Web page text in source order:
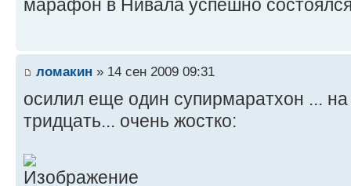
марафон в Нивала успешно
ломакин » 14 сен 2009 09:31
осилил еще один супирмаратхон ... на
тридцать... очень жостко: